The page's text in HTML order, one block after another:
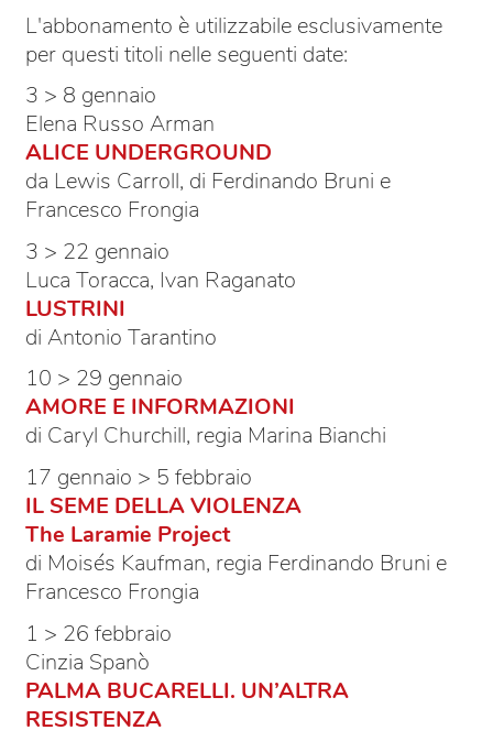
L'abbonamento è utilizzabile esclusivamente
per questi titoli nelle seguenti date:
3 > 8 gennaio
Elena Russo Arman
ALICE UNDERGROUND
da Lewis Carroll, di Ferdinando Bruni e
Francesco Frongia
3 > 22 gennaio
Luca Toracca, Ivan Raganato
LUSTRINI
di Antonio Tarantino
10 > 29 gennaio
AMORE E INFORMAZIONI
di Caryl Churchill, regia Marina Bianchi
17 gennaio > 5 febbraio
IL SEME DELLA VIOLENZA
The Laramie Project
di Moisés Kaufman, regia Ferdinando Bruni e
Francesco Frongia
1 > 26 febbraio
Cinzia Spanò
PALMA BUCARELLI. UN’ALTRA
RESISTENZA